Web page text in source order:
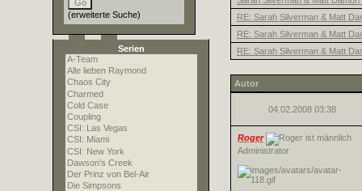
(erweiterte Suche)
Serien
RE: Sarah Silverman & Matt
RE: Sarah Silverman & Matt
RE: Sarah Silverman & Matt
Autor
04.02.2008 03:38
Roger
Administrator